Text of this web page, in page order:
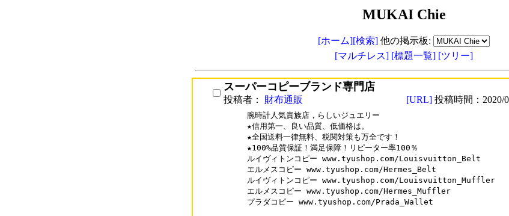
MUKAI Chie
[ホーム][検索] 他の掲示板:
[マルチレス] [標題一覧] [ツリー]
スーパーコピーブランド専門店
投稿者：
財布通販 [URL] 投稿時間：2020/
腕時計人気貴族店，らしいジュエリー
★信用第一、良い品質、低価格は。
★全国送料一律無料、税関対策も万全です！
★100%品質保証！満足保障！リピーター率100％
ルイヴィトンコピー www.tyushop.com/Louisvuitton_Belt
エルメスコピー www.tyushop.com/Hermes_Belt
ルイヴィトンコピー www.tyushop.com/Louisvuitton_Muffler
エルメスコピー www.tyushop.com/Hermes_Muffler
プラダコピー www.tyushop.com/Prada_Wallet